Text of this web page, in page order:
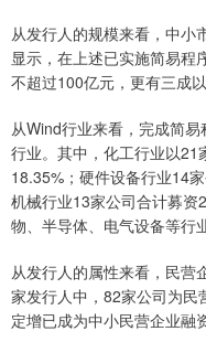
从发行人的规模来看，中小
显示，在上述已实施简易程
不超过100亿元，更有三成
从Wind行业来看，完成简
行业。其中，化工行业以21
18.35%；硬件设备行业14
机械行业13家公司合计募
物、半导体、电气设备等行
从发行人的属性来看，民营
家发行人中，82家公司为民
定增已成为中小民营企业融